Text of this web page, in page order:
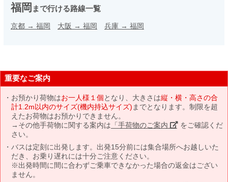
福岡 まで行ける路線一覧
京都 → 福岡 大阪 → 福岡 兵庫 → 福岡
重要なご案内
お預かり荷物はお一人様１個となり、大きさは縦・横・高さの合
計1.2m以内のサイズ(機内持込サイズ) までとなります。制限を超
えたお荷物はお預かりできません。
→その他手荷物に関する案内は 「手荷物のご案内」 をご確認くだ
さい。
バスは定刻に出発します。出発15分前には集合場所へお越しいた
だき、お乗り遅れには十分ご注意ください。
※出発時間に間に合わずご乗車できなかった場合の返金はござい
ません。